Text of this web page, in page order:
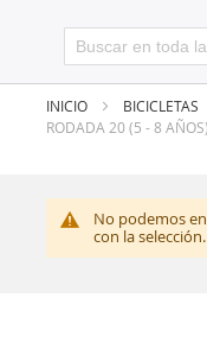
INICIO BICICLETAS
RODADA 20 (5 - 8
No podemos
con la selección.